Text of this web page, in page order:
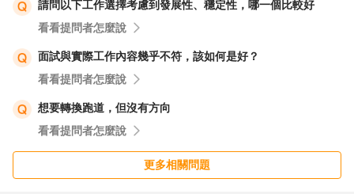
請問以下工作選擇考慮到發展性、穩定性，哪一個比較好
看看提問者怎麼說
面試與實際工作內容幾乎不符，該如何是好？
看看提問者怎麼說
想要轉換跑道，但沒有方向
看看提問者怎麼說
更多相關問題